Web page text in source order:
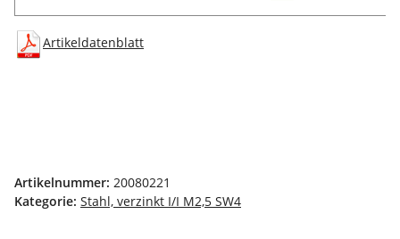
Artikeldatenblatt
Artikelnummer: 20080221
Kategorie: Stahl, verzinkt I/I M2,5 SW4